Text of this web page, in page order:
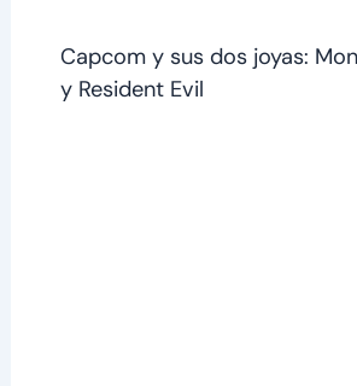
Capcom y sus dos joyas:
y Resident Evil